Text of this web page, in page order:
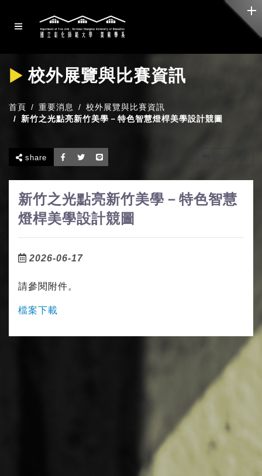
校外展覽與比賽資訊
首頁 重要消息
校外展覽與比賽資訊
新竹之光點亮新竹美學－特色智慧燈桿美學設計競圖
share
新竹之光點亮新竹美學－特色智慧
燈桿美學設計競圖
2026-06-17
請參閱附件。
檔案下載